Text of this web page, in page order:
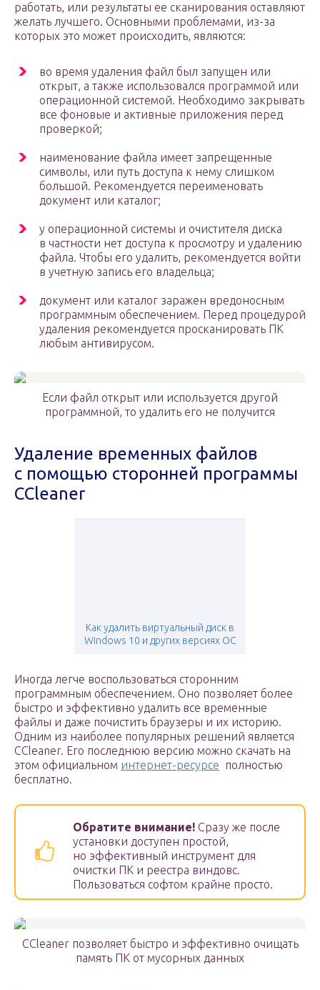
работать, или результаты ее сканирования оставляют
желать лучшего. Основными проблемами, из-за
которых это может происходить, являются:
во время удаления файл был запущен или
открыт, а также использовался программой или
операционной системой. Необходимо закрывать
все фоновые и активные приложения перед
проверкой;
наименование файла имеет запрещенные
символы, или путь доступа к нему слишком
большой. Рекомендуется переименовать
документ или каталог;
у операционной системы и очистителя диска
в частности нет доступа к просмотру и удалению
файла. Чтобы его удалить, рекомендуется войти
в учетную запись его владельца;
документ или каталог заражен вредоносным
программным обеспечением. Перед процедурой
удаления рекомендуется просканировать ПК
любым антивирусом.
Если файл открыт или используется другой
программной, то удалить его не получится
Удаление временных файлов
с помощью сторонней программы
CCleaner
Как удалить виртуальный диск в
Windows 10 и других версиях ОС
Иногда легче воспользоваться сторонним
программным обеспечением. Оно позволяет более
быстро и эффективно удалить все временные
файлы и даже почистить браузеры и их историю.
Одним из наиболее популярных решений является
CCleaner. Его последнюю версию можно скачать на
этом официальном интернет-ресурсе полностью
бесплатно.
Обратите внимание! Сразу же после
установки доступен простой,
но эффективный инструмент для
очистки ПК и реестра виндовс.
Пользоваться софтом крайне просто.
CCleaner позволяет быстро и эффективно очищать
память ПК от мусорных данных